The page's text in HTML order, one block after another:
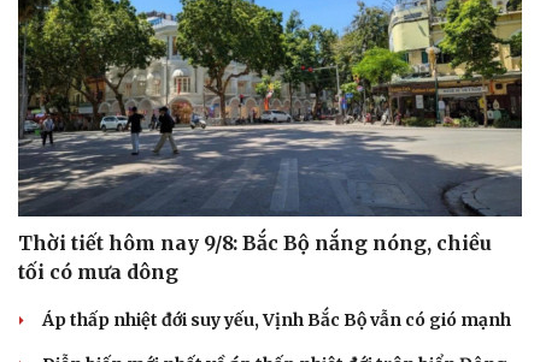
Thời tiết hôm nay 9/8: Bắc Bộ nắng nóng, chiều
tối có mưa dông
Áp thấp nhiệt đới suy yếu, Vịnh Bắc Bộ vẫn có gió mạnh